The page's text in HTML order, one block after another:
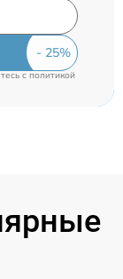
cполитикой